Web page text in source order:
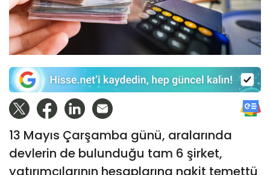
13 Mayıs Çarşamba günü, aralarında
devlerin de bulunduğu tam 6 şirket,
yatırımcılarının hesaplarına nakit temettü